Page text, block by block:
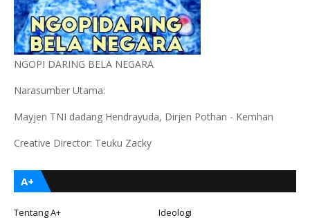
NGOPI DARING BELA NEGARA
Narasumber Utama:
Mayjen TNI dadang Hendrayuda, Dirjen Pothan - Kemhan
Creative Director: Teuku Zacky
A+
Tentang A+
Ideologi